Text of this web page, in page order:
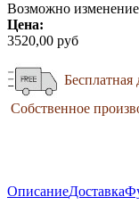
Возможно
Цена:
3520,00 руб
Бесплатная
Собственное
ОписаниеДоставка